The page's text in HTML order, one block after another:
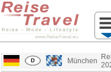
München